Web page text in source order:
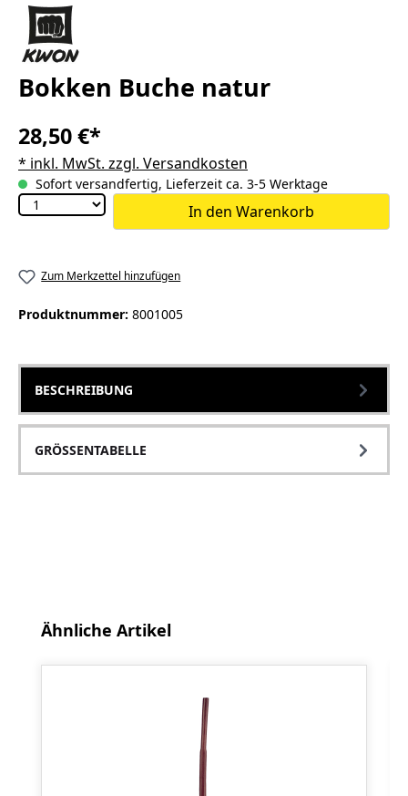
Bokken Buche natur
28,50 €*
* inkl. MwSt. zzgl. Versandkosten
Sofort versandfertig, Lieferzeit ca. 3-5 Werktage
In den Warenkorb
Zum Merkzettel hinzufügen
Produktnummer: 8001005
BESCHREIBUNG
GRÖSSENTABELLE
Produktgalerie überspringen
Ähnliche Artikel